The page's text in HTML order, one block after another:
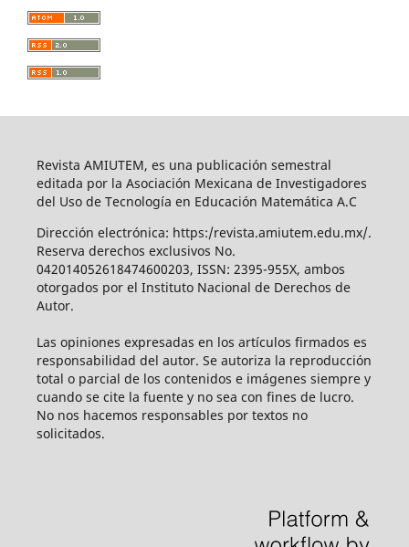
Revista AMIUTEM, es una publicación semestral
editada por la Asociación Mexicana de Investigadores
del Uso de Tecnología en Educación Matemática A.C
Dirección electrónica: https:/revista.amiutem.edu.mx/.
Reserva derechos exclusivos No.
042014052618474600203, ISSN: 2395-955X, ambos
otorgados por el Instituto Nacional de Derechos de
Autor.
Las opiniones expresadas en los artículos firmados es
responsabilidad del autor. Se autoriza la reproducción
total o parcial de los contenidos e imágenes siempre y
cuando se cite la fuente y no sea con fines de lucro.
No nos hacemos responsables por textos no
solicitados.